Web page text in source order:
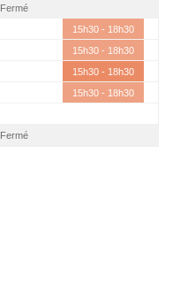
Fermé
15h30 - 18h30
15h30 - 18h30
15h30 - 18h30
15h30 - 18h30
Fermé